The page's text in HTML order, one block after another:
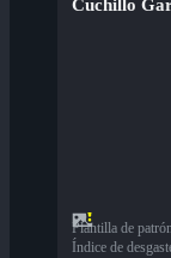
Cuchillo
Plantilla de
Índice de